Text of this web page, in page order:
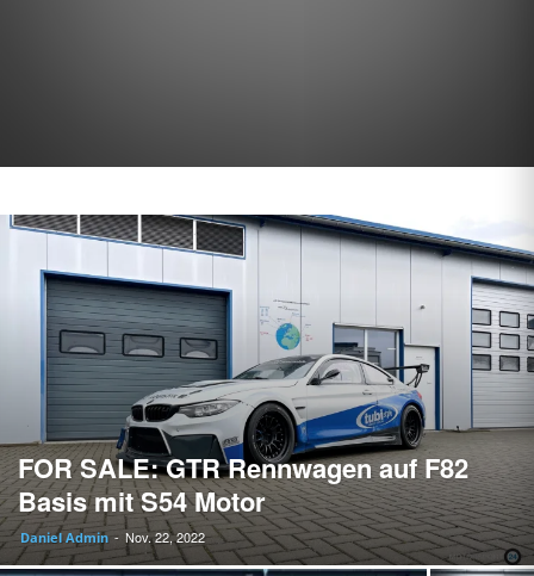
FOR SALE: GTR Rennwagen auf F82
Basis mit S54 Motor
Daniel Admin - Nov. 22, 2022